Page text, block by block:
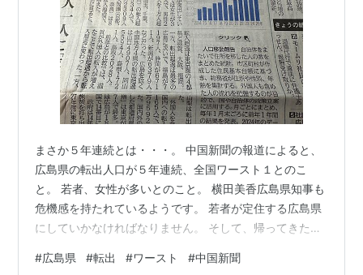
まさか５年連続とは・・・。 中国新聞の報道によると、
広島県の転出人口が５年連続、全国ワースト１とのこ
と。 若者、女性が多いとのこと。 横田美香広島県知事も
危機感を持たれているようです。 若者が定住する広島県
にしていかなければなりません。 そして、帰ってきたい
外などの大都市でたくさんの刺激を受けてＵターンして
#広島県 #転出 #ワースト #中国新聞